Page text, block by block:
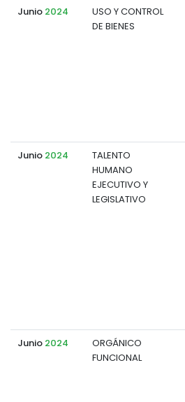
Junio 2024
USO Y CONTROL
DE BIENES
Junio 2024
TALENTO
HUMANO
EJECUTIVO Y
LEGISLATIVO
Junio 2024
ORGÁNICO
FUNCIONAL